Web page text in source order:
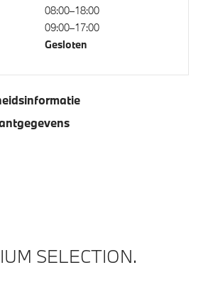
binnen- en buitenspiegel
08:00–18:00
09:00–17:00
Gesloten
SELECTION.